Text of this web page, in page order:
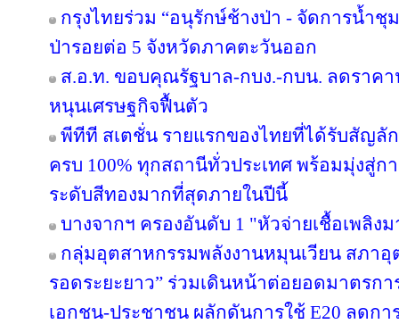
กรุงไทยร่วม “อนุรักษ์ช้างป่า - จัดการน้ำ
ป่ารอยต่อ 5 จังหวัดภาคตะวันออก
ส.อ.ท. ขอบคุณรัฐบาล-กบง.-กบน. ลดราค
หนุนเศรษฐกิจฟื้นตัว
พีทีที สเตชั่น รายแรกของไทยที่ได้รับสัญลั
ครบ 100% ทุกสถานีทั่วประเทศ พร้อมมุ่งสู่ก
ระดับสีทองมากที่สุดภายในปีนี้
บางจากฯ ครองอันดับ 1 "หัวจ่ายเชื้อเพลิ
กลุ่มอุตสาหกรรมพลังงานหมุนเวียน สภาอุ
รอดระยะยาว” ร่วมเดินหน้าต่อยอดมาตรก
เอกชน-ประชาชน ผลักดันการใช้ E20 ลดกา